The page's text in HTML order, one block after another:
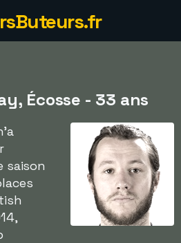
Écosse - 33 ans
saison